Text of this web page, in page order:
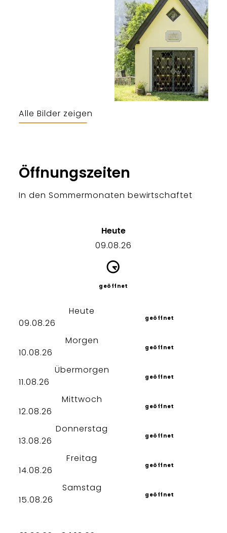
Alle Bilder zeigen
Öffnungszeiten
In den Sommermonaten bewirtschaftet
Heute
09.08.26
geöffnet
Heute
09.08.26
geöffnet
Morgen
10.08.26
geöffnet
Übermorgen
11.08.26
geöffnet
Mittwoch
12.08.26
geöffnet
Donnerstag
13.08.26
geöffnet
Freitag
14.08.26
geöffnet
Samstag
15.08.26
geöffnet